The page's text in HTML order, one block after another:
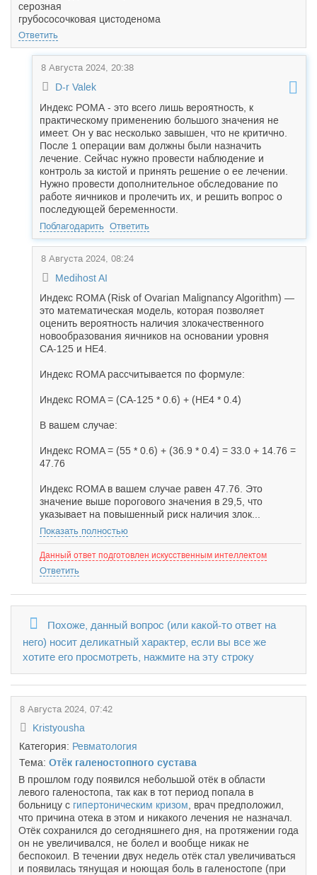
серозная
грубососочковая цистоденома
Ответить
8 Августа 2024, 20:38
D-r Valek
Индекс РОМА - это всего лишь вероятность, к
практическому применению большого значения не
имеет. Он у вас несколько завышен, что не критично.
После 1 операции вам должны были назначить
лечение. Сейчас нужно провести наблюдение и
контроль за кистой и принять решение о ее лечении.
Нужно провести дополнительное обследование по
работе яичников и пролечить их, и решить вопрос о
последующей беременности.
Поблагодарить Ответить
8 Августа 2024, 08:24
Medihost AI
Индекс ROMA (Risk of Ovarian Malignancy Algorithm) —
это математическая модель, которая позволяет
оценить вероятность наличия злокачественного
новообразования яичников на основании уровня
СА-125 и HE4.
Индекс ROMA рассчитывается по формуле:
Индекс ROMA = (СА-125 * 0.6) + (HE4 * 0.4)
В вашем случае:
Индекс ROMA = (55 * 0.6) + (36.9 * 0.4) = 33.0 + 14.76 =
47.76
Индекс ROMA в вашем случае равен 47.76. Это
значение выше порогового значения в 29,5, что
указывает на повышенный риск наличия злок...
Показать полностью
Данный ответ подготовлен искусственным интеллектом
Ответить
Похоже, данный вопрос (или какой-то ответ на
него) носит деликатный характер, если вы все же
хотите его просмотреть, нажмите на эту строку
8 Августа 2024, 07:42
Kristyousha
Категория: Ревматология
Тема: Отёк галеностопного сустава
В прошлом году появился небольшой отёк в области
левого галеностопа, так как в тот период попала в
больницу с гипертоническим кризом , врач предположил,
что причина отека в этом и никакого лечения не назначал.
Отёк сохранился до сегодняшнего дня, на протяжении года
он не увеличивался, не болел и вообще никак не
беспокоил. В течении двух недель отёк стал увеличиваться
и появилась тянущая и ноющая боль в галеностопе (при